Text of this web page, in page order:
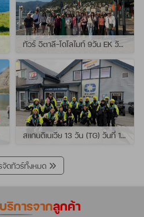
ทัวร์ อิตาลี-โดโลไมท์ 9วัน EK วันที่ 21 - 29 กรกฏาคม 2569 เดินทางกับไกด์พี่หนุ่ม
สแกนดิเนเวีย 13 วัน (TG) วันที่ 10-22 กรกฏาคม 2569 เดินทางกับไกด์พี่เต้ย
จัดทัวร์ทั้งหมด
ริการจากลูกค้า